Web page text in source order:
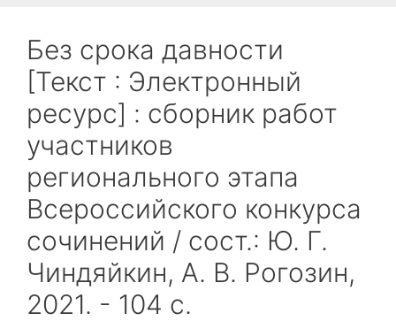
Без срока давности
[Текст : Электронный
ресурс] : сборник работ
участников
регионального этапа
Всероссийского конкурса
сочинений / сост.: Ю. Г.
Чиндяйкин, А. В. Рогозин,
2021. - 104 с.